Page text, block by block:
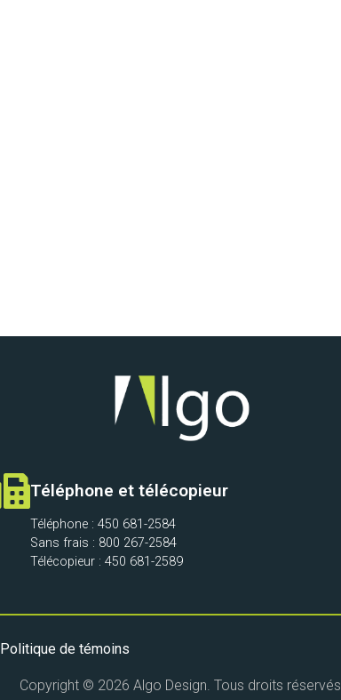
Téléphone et télécopieur
Téléphone : 450 681-2584
Sans frais : 800 267-2584
Télécopieur : 450 681-2589
Politique de témoins
Copyright © 2026 Algo Design. Tous droits réservés.